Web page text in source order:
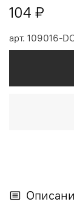
арт. 109016-
104 ₽